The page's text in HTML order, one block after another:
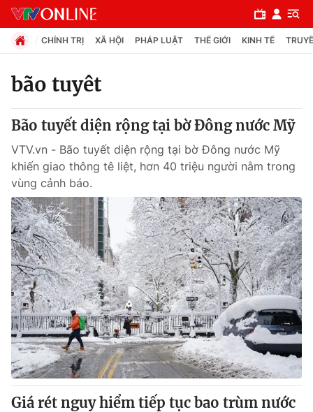
Chuyên mục
Xã hội
Pháp luật
Y tế
Thế giới
Tin tức
Thế giới đó đây
Câu chuyện quốc tế
Kinh tế
Tài chính
Thị trường
Dữ liệu và đời sống
CHÍNH TRỊ XÃ HỘI PHÁP LUẬT THẾ GIỚI KINH TẾ
bão tuyêt
Bão tuyết diện rộng tại bờ Đông nước Mỹ
VTV.vn - Bão tuyết diện rộng tại bờ Đông nước Mỹ
khiến giao thông tê liệt, hơn 40 triệu người nằm trong
vùng cảnh báo.
Giá rét nguy hiểm tiếp tục bao trùm nước